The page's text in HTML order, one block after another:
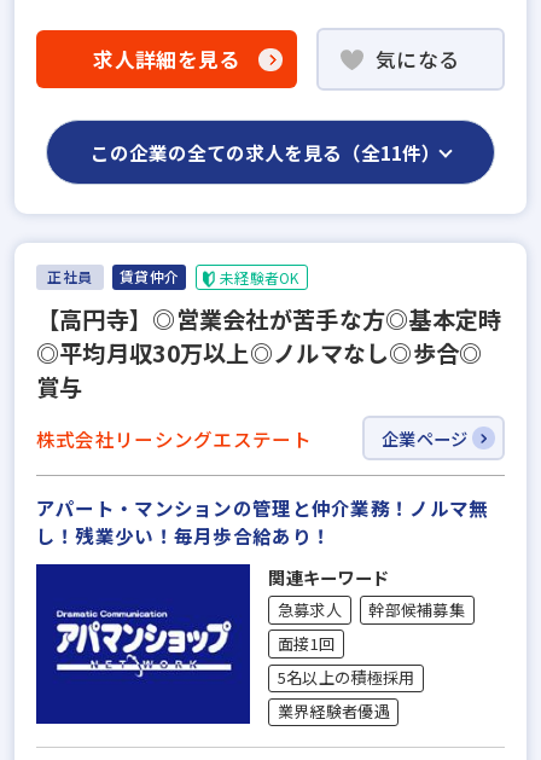
求人詳細を見る 気になる
この企業の全ての求人を見る（全11件）
正社員 賃貸仲介 未経験者OK
【高円寺】◎営業会社が苦手な方◎基本定時
◎平均月収30万以上◎ノルマなし◎歩合◎
賞与
株式会社リーシングエステート 企業ページ
アパート・マンションの管理と仲介業務！ノルマ無
し！残業少い！毎月歩合給あり！
関連キーワード
急募求人
幹部候補募集
面接1回
5名以上の積極採用
業界経験者優遇